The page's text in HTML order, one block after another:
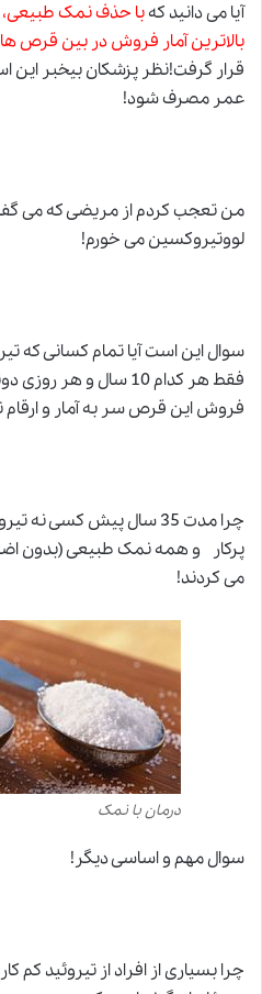
آیا می دانید کهبا حذف نمک
بالاترین آمار فروش در بین قرص ها
قرار گرفت!نظر پزشکان بیخبر این
عمر مصرف شود!
لووتیروکسین می خورم!
سوال این است آیا تمام کسانی که
فقط هر کدام 10 سال و
فروش این قرص سر به آمار و ارقام
چرا مدت 35 سال پیش کسی نه تیروئید کمکار داشت
پرکار و همه نمک طبیعی (بدون
می کردند!
درمان با نمک
سوال مهم و اساسی دیگر!
چرا بسیاری از افراد از تیروئید کم